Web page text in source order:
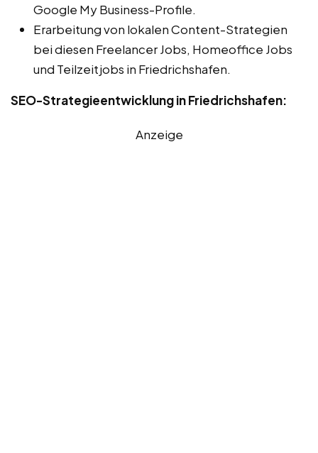
Google My Business-Profile.
Erarbeitung von lokalen Content-Strategien
bei diesen Freelancer Jobs, Homeoffice Jobs
und Teilzeitjobs in Friedrichshafen.
SEO-Strategieentwicklung in Friedrichshafen:
Anzeige